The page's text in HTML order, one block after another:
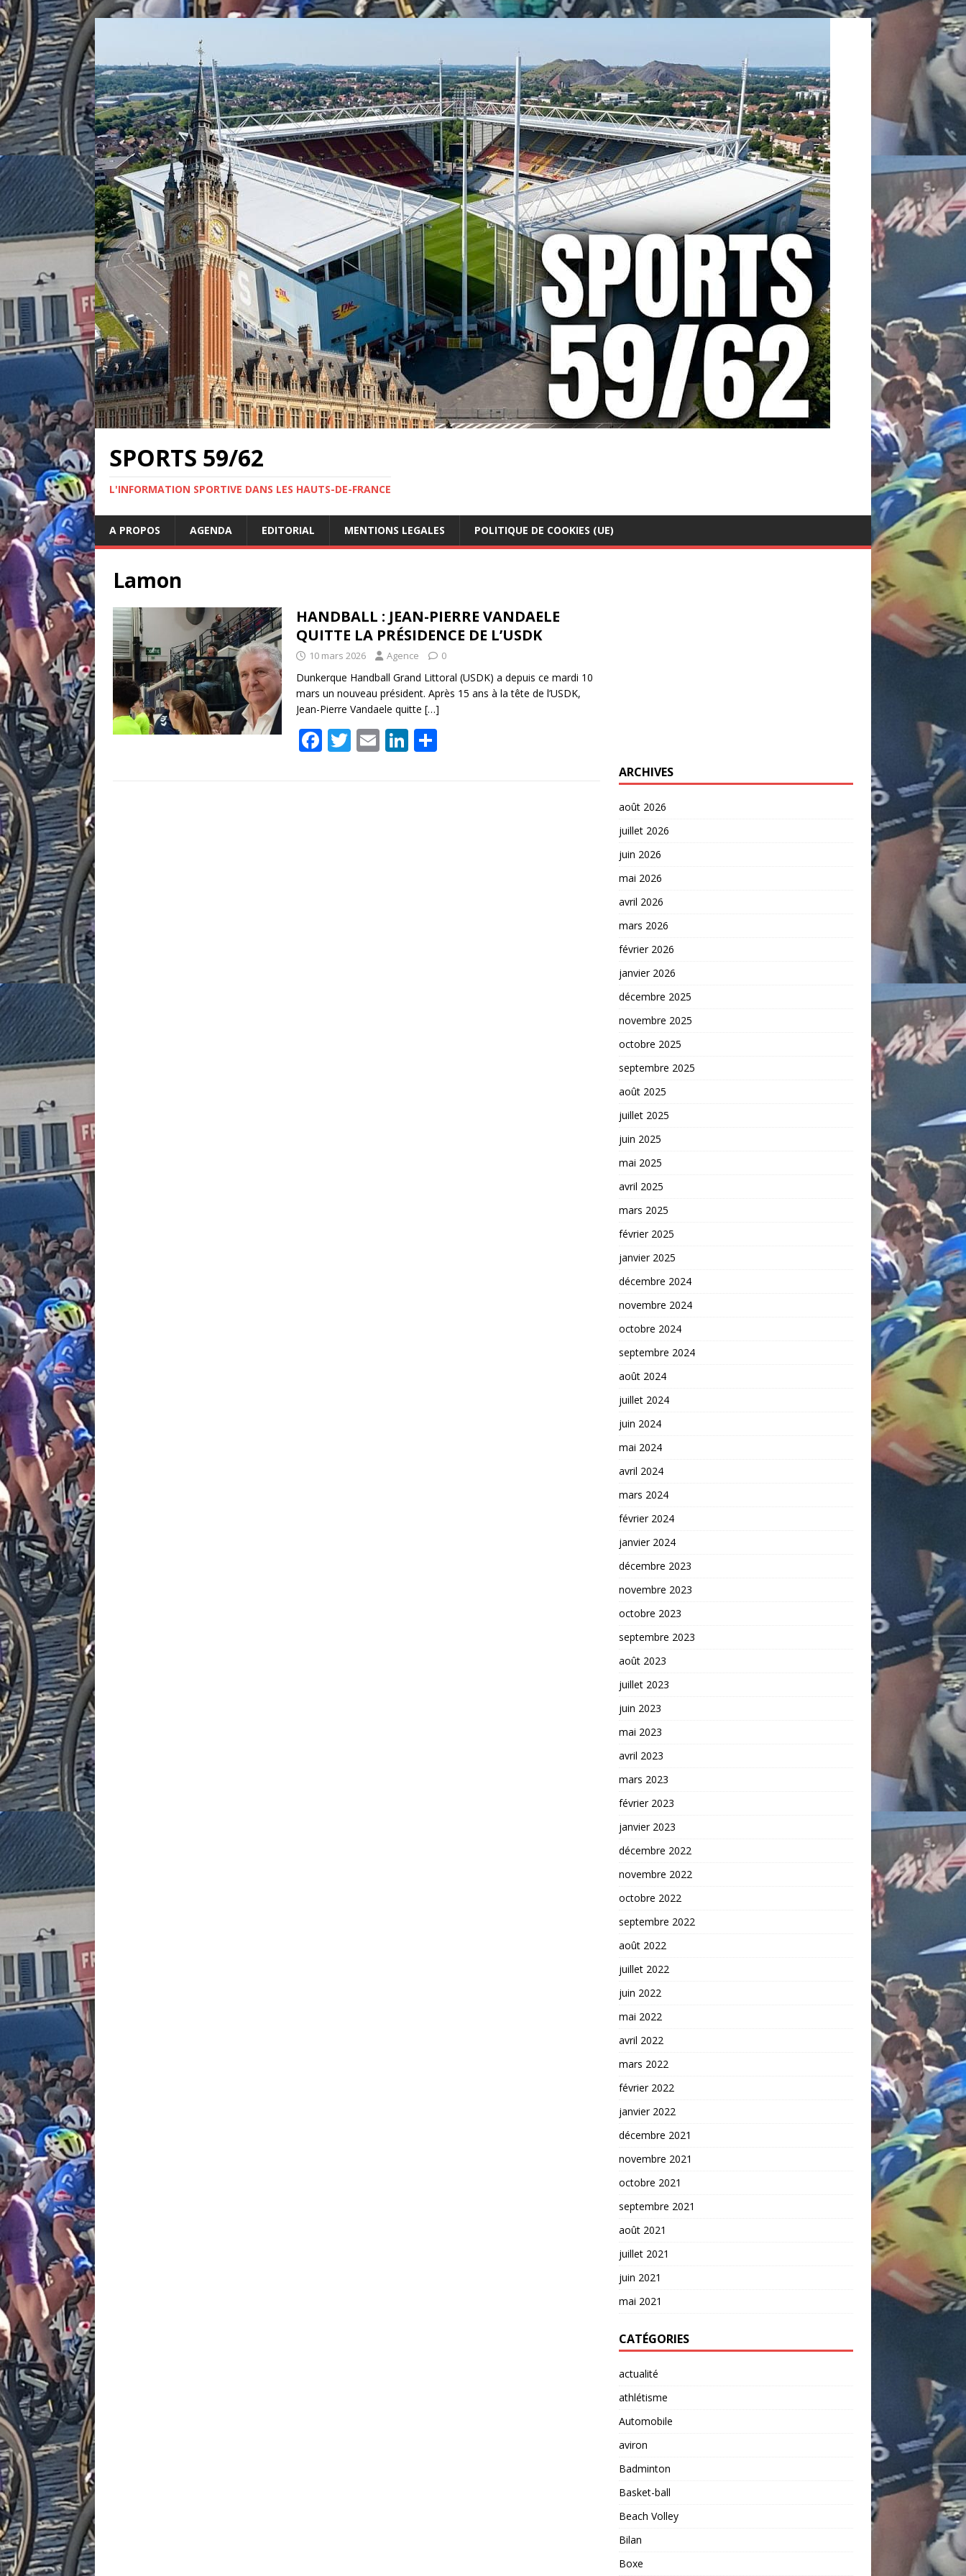
SPORTS 59/62
L'INFORMATION SPORTIVE DANS LES HAUTS-DE-FRANCE
A PROPOS AGENDA EDITORIAL MENTIONS LEGALES POLITIQUE DE COOKIES (UE)
Lamon
HANDBALL : JEAN-PIERRE VANDAELE
QUITTE LA PRÉSIDENCE DE L’USDK
10 mars 2026 Agence 0
Dunkerque Handball Grand Littoral (USDK) a depuis ce mardi 10
mars un nouveau président. Après 15 ans à la tête de l’USDK,
Jean-Pierre Vandaele quitte […]
F T E Li
ARCHIVES
août 2026
juillet 2026
juin 2026
mai 2026
avril 2026
mars 2026
février 2026
janvier 2026
décembre 2025
novembre 2025
octobre 2025
septembre 2025
août 2025
juillet 2025
juin 2025
mai 2025
avril 2025
mars 2025
février 2025
janvier 2025
décembre 2024
novembre 2024
octobre 2024
septembre 2024
août 2024
juillet 2024
juin 2024
mai 2024
avril 2024
mars 2024
février 2024
janvier 2024
décembre 2023
novembre 2023
octobre 2023
septembre 2023
août 2023
juillet 2023
juin 2023
mai 2023
avril 2023
mars 2023
février 2023
janvier 2023
décembre 2022
novembre 2022
octobre 2022
septembre 2022
août 2022
juillet 2022
juin 2022
mai 2022
avril 2022
mars 2022
février 2022
janvier 2022
décembre 2021
novembre 2021
octobre 2021
septembre 2021
août 2021
juillet 2021
juin 2021
mai 2021
CATÉGORIES
actualité
athlétisme
Automobile
aviron
Badminton
Basket-ball
Beach Volley
Bilan
Boxe